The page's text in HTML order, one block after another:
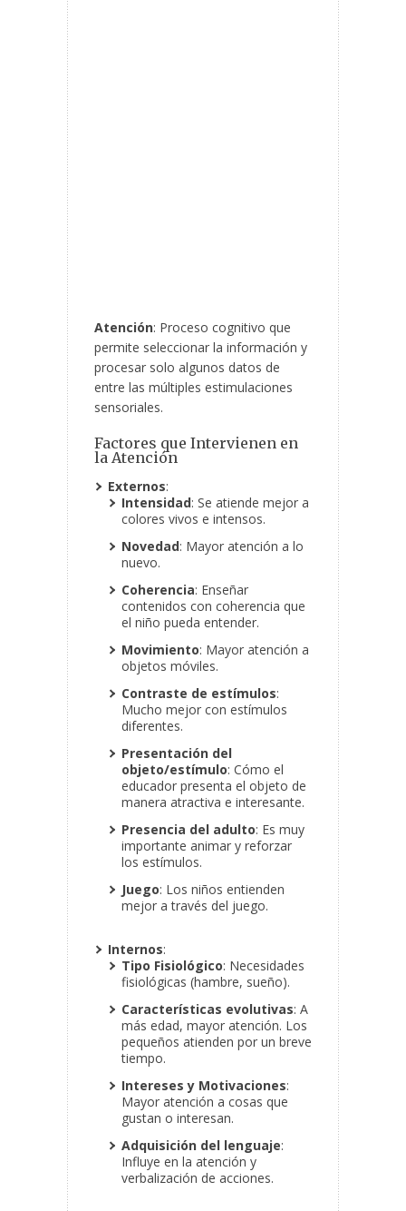
Atención: Proceso cognitivo que
permite seleccionar la información y
procesar solo algunos datos de
entre las múltiples estimulaciones
sensoriales.
Factores que Intervienen en
la Atención
Externos:
Intensidad: Se atiende mejor a
colores vivos e intensos.
Novedad: Mayor atención a lo
nuevo.
Coherencia: Enseñar
contenidos con coherencia que
el niño pueda entender.
Movimiento: Mayor atención a
objetos móviles.
Contraste de estímulos:
Mucho mejor con estímulos
diferentes.
Presentación del
objeto/estímulo: Cómo el
educador presenta el objeto de
manera atractiva e interesante.
Presencia del adulto: Es muy
importante animar y reforzar
los estímulos.
Juego: Los niños entienden
mejor a través del juego.
Internos:
Tipo Fisiológico: Necesidades
fisiológicas (hambre, sueño).
Características evolutivas: A
más edad, mayor atención. Los
pequeños atienden por un breve
tiempo.
Intereses y Motivaciones:
Mayor atención a cosas que
gustan o interesan.
Adquisición del lenguaje:
Influye en la atención y
verbalización de acciones.